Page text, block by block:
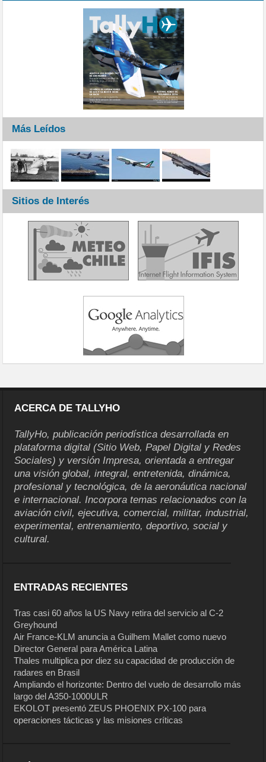
Más Leídos
Sitios de Interés
ACERCA DE TALLYHO
TallyHo, publicación periodística desarrollada en
plataforma digital (Sitio Web, Papel Digital y Redes
Sociales) y versión Impresa, orientada a entregar
una visión global, integral, entretenida, dinámica,
profesional y tecnológica, de la aeronáutica nacional
e internacional. Incorpora temas relacionados con la
aviación civil, ejecutiva, comercial, militar, industrial,
experimental, entrenamiento, deportivo, social y
cultural.
ENTRADAS RECIENTES
Tras casi 60 años la US Navy retira del servicio al C-2
Greyhound
Air France-KLM anuncia a Guilhem Mallet como nuevo
Director General para América Latina
Thales multiplica por diez su capacidad de producción de
radares en Brasil
Ampliando el horizonte: Dentro del vuelo de desarrollo más
largo del A350-1000ULR
EKOLOT presentó ZEUS PHOENIX PX-100 para
operaciones tácticas y las misiones críticas